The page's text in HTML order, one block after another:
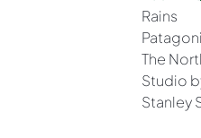
Rains
The
Studio
Stanley